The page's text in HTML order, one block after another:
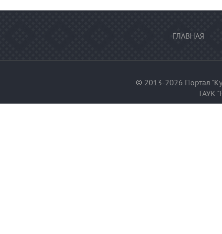
ГЛАВНАЯ
© 2013-2026 Портал
ГАУК